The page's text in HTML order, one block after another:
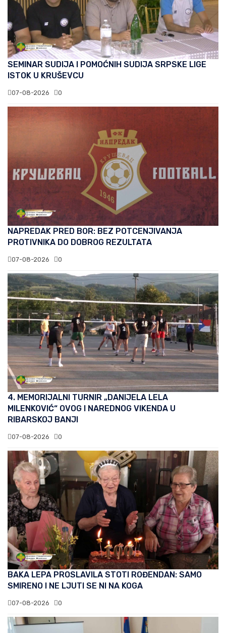
SEMINAR SUDIJA I POMOĆNIH SUDIJA SRPSKE LIGE
ISTOK U KRUŠEVCU
07-08-2026 0
NAPREDAK PRED BOR: BEZ POTCENJIVANJA
PROTIVNIKA DO DOBROG REZULTATA
07-08-2026 0
4. MEMORIJALNI TURNIR „DANIJELA LELA
MILENKOVIĆ“ OVOG I NAREDNOG VIKENDA U
RIBARSKOJ BANJI
07-08-2026 0
BAKA LEPA PROSLAVILA STOTI ROĐENDAN: SAMO
SMIRENO I NE LJUTI SE NI NA KOGA
07-08-2026 0